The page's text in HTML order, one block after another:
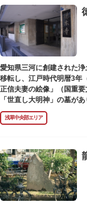
愛知県三河に創建された
移転し、江戸時代明暦3年
正信夫妻の絵像」（国重
「世直し大明神」の墓があ
浅草中央部エリア